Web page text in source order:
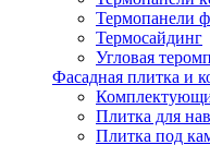
Термопанели
Термосайдинг
Угловая
Фасадная плитка и
Плитка для
Плитка под